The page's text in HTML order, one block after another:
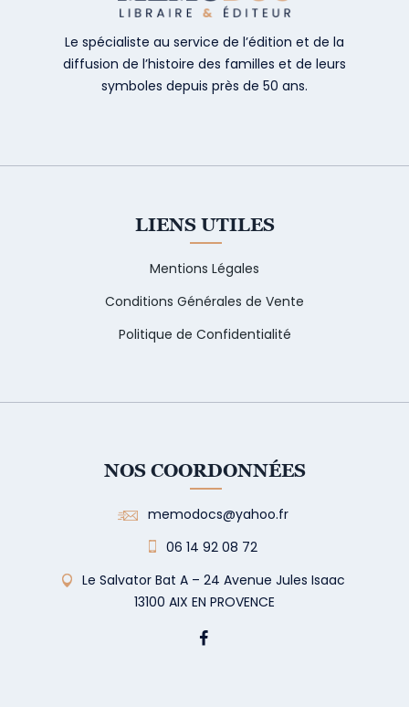
Le spécialiste au service de l’édition et de la
diffusion de l’histoire des familles et de leurs
symboles depuis près de 50 ans.
LIENS UTILES
Mentions Légales
Conditions Générales de Vente
Politique de Confidentialité
NOS COORDONNÉES
memodocs@yahoo.fr
06 14 92 08 72
Le Salvator Bat A – 24 Avenue Jules Isaac
13100 AIX EN PROVENCE